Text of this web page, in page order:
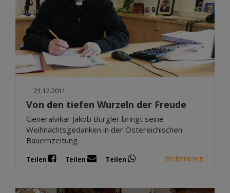
| 21.12.2011
Von den tiefen Wurzeln der Freude
Generalvikar Jakob Bürgler bringt seine
Weihnachtsgedanken in der Östereichischen
Bauernzeitung.
Teilen Teilen Teilen Weiterlesen